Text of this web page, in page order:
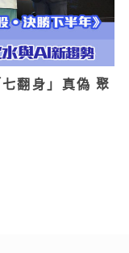
翻身」真偽 聚